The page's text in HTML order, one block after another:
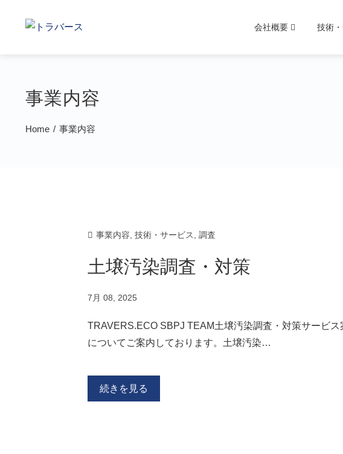
会社概要 技術
事業内容
Home 事業内容
事業内容 技術・サービス 調査
土壌汚染調査・対策
7月 08, 2025
TRAVERS.ECO SBPJ TEAM土壌汚染調査・対策サービ
についてご案内しております。土壌汚染…
続きを見る